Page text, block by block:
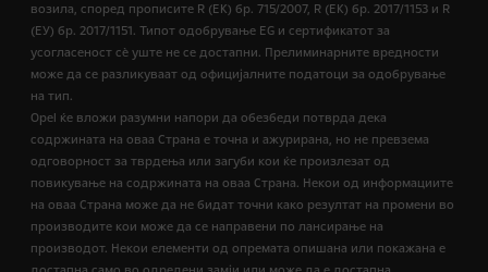
возила, според прописите R (EК) бр. 715/2007, R (ЕК) бр. 2017/1153 и R
(ЕУ) бр. 2017/1151. Типот одобрување EG и сертификатот за
усогласеност сѐ уште не се достапни. Прелиминарните вредности
може да се разликуваат од официјалните податоци за одобрување
на тип.
Opel ќе вложи разумни напори да обезбеди потврда дека
содржината на оваа Страна е точна и ажурирана, но не превзема
одговорност за тврдења или загуби кои ќе произлезат од
повикување на содржината на оваа Страна. Некои од информациите
на оваа Страна може да не бидат точни како резултат на промени во
производите кои може да се направени по лансирање на
производот. Некои елементи од опремата опишана или покажана е